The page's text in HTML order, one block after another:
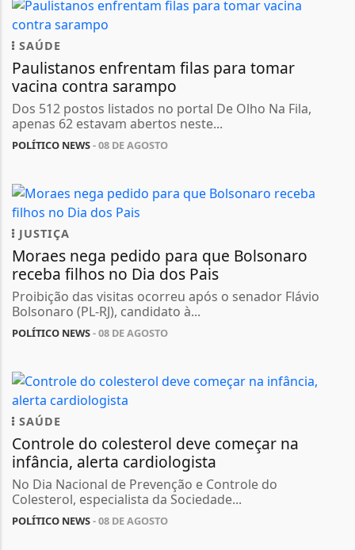
SAÚDE
Paulistanos enfrentam filas para tomar
vacina contra sarampo
Dos 512 postos listados no portal De Olho Na Fila,
apenas 62 estavam abertos neste...
POLÍTICO NEWS- 08 DE AGOSTO
JUSTIÇA
Moraes nega pedido para que Bolsonaro
receba filhos no Dia dos Pais
Proibição das visitas ocorreu após o senador Flávio
Bolsonaro (PL-RJ), candidato à...
POLÍTICO NEWS- 08 DE AGOSTO
SAÚDE
Controle do colesterol deve começar na
infância, alerta cardiologista
No Dia Nacional de Prevenção e Controle do
Colesterol, especialista da Sociedade...
POLÍTICO NEWS- 08 DE AGOSTO